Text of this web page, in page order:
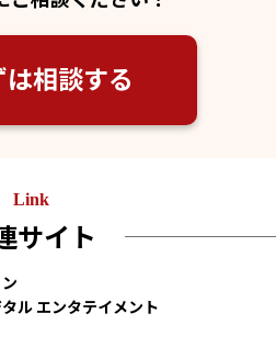
相談する
Link
サイト
ル エンタテイメント